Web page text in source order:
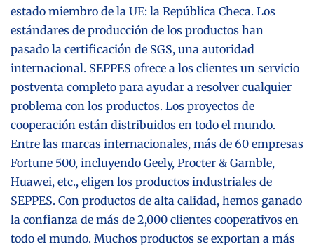
estado miembro de la UE: la República Checa. Los
estándares de producción de los productos han
pasado la certificación de SGS, una autoridad
internacional. SEPPES ofrece a los clientes un servicio
postventa completo para ayudar a resolver cualquier
problema con los productos. Los proyectos de
cooperación están distribuidos en todo el mundo.
Entre las marcas internacionales, más de 60 empresas
Fortune 500, incluyendo Geely, Procter & Gamble,
Huawei, etc., eligen los productos industriales de
SEPPES. Con productos de alta calidad, hemos ganado
la confianza de más de 2,000 clientes cooperativos en
todo el mundo. Muchos productos se exportan a más